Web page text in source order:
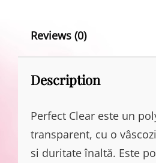
Reviews (0)
Description
Perfect Clear este un
transparent, cu o
si duritate înaltă. Este